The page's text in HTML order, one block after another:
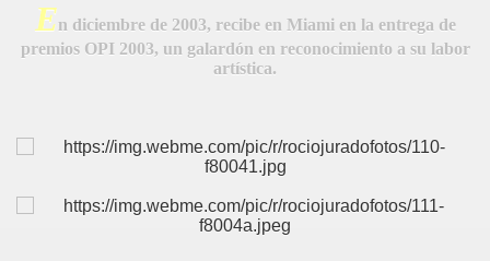
En diciembre de 2003, recibe en Miami en la entrega de
premios OPI 2003, un galardón en reconocimiento a su labor
artística.